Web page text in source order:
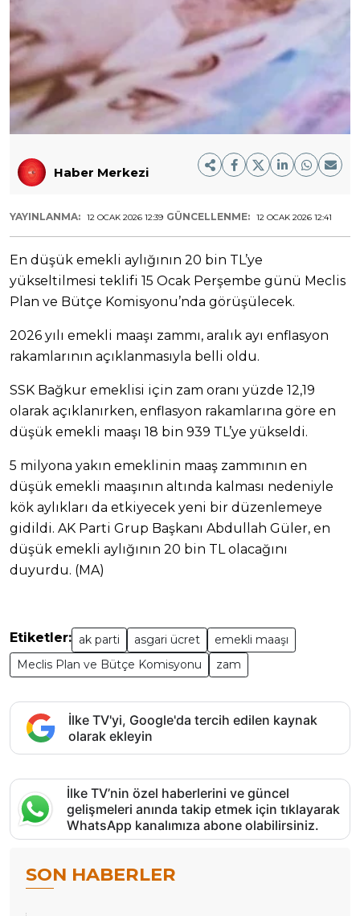
Haber Merkezi
YAYINLANMA: 12 OCAK 2026 12:39 GÜNCELLENME: 12 OCAK 2026 12:41
En düşük emekli aylığının 20 bin TL’ye
yükseltilmesi teklifi 15 Ocak Perşembe günü Meclis
Plan ve Bütçe Komisyonu’nda görüşülecek.
2026 yılı emekli maaşı zammı, aralık ayı enflasyon
rakamlarının açıklanmasıyla belli oldu.
SSK Bağkur emeklisi için zam oranı yüzde 12,19
olarak açıklanırken, enflasyon rakamlarına göre en
düşük emekli maaşı 18 bin 939 TL’ye yükseldi.
5 milyona yakın emeklinin maaş zammının en
düşük emekli maaşının altında kalması nedeniyle
kök aylıkları da etkiyecek yeni bir düzenlemeye
gidildi. AK Parti Grup Başkanı Abdullah Güler, en
düşük emekli aylığının 20 bin TL olacağını
duyurdu. (MA)
Etiketler: ak parti asgari ücret
emekli maaşı
Meclis Plan ve Bütçe Komisyonu
zam
İlke TV'yi, Google'da tercih edilen kaynak
olarak ekleyin
İlke TV’nin özel haberlerini ve güncel
gelişmeleri anında takip etmek için tıklayarak
WhatsApp kanalımıza abone olabilirsiniz.
SON HABERLER